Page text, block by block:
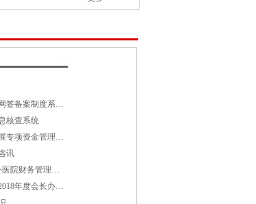
发展示范区国土空间总体
医疗卫生体系健康发展的
学理论研究的意见
督工作会议
新时代洞庭湖生态经济区
签备案制度系…
核查系统
专项资金管理…
讯
医院财务管理…
年度会长办…